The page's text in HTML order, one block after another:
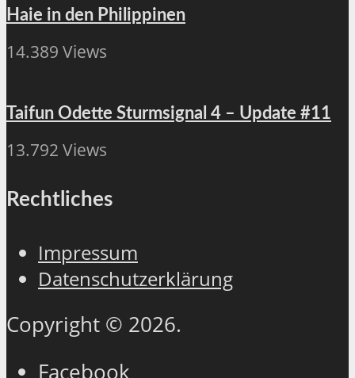
Haie in den Philippinen
14.389 Views
Taifun Odette Sturmsignal 4 – Update #11
13.792 Views
Rechtliches
Impressum
Datenschutzerklärung
Copyright © 2026.
Facebook